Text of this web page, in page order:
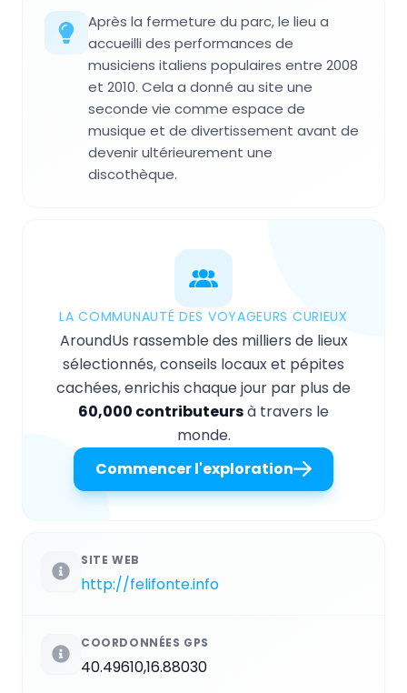
Après la fermeture du parc, le lieu a
accueilli des performances de
musiciens italiens populaires entre 2008
et 2010. Cela a donné au site une
seconde vie comme espace de
musique et de divertissement avant de
devenir ultérieurement une
discothèque.
LA COMMUNAUTÉ DES VOYAGEURS CURIEUX
AroundUs rassemble des milliers de lieux
sélectionnés, conseils locaux et pépites
cachées, enrichis chaque jour par plus de
60,000 contributeursà travers le
monde.
Commencer l'exploration
SITE WEB
http://felifonte.info
COORDONNÉES GPS
40.49610,16.88030